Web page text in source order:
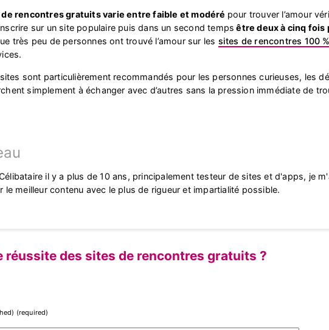
rencontres gratuits varie entre faible et modéré pour trouver l’amour
sur un site populaire puis dans un second temps être deux à cinq fois
très peu de personnes ont trouvé l’amour sur les sites de rencontres 100
sont particulièrement recommandés pour les personnes curieuses, les
simplement à échanger avec d’autres sans la pression immédiate de
il y a plus de 10 ans, principalement testeur de sites et d'apps, je
le meilleur contenu avec le plus de rigueur et impartialité possible.
réussite des sites de rencontres gratuits ?
(required)